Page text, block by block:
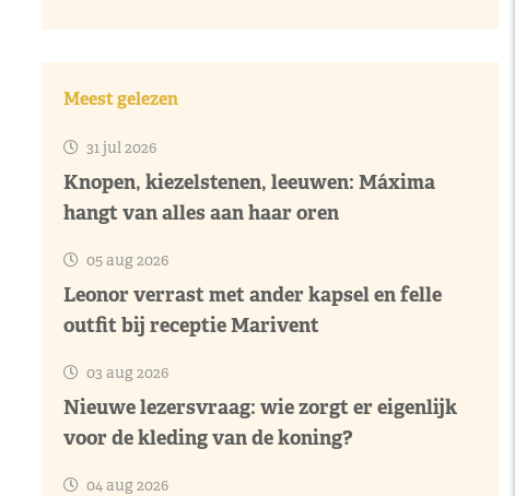
Meest gelezen
31 jul 2026
Knopen, kiezelstenen, leeuwen: Máxima
hangt van alles aan haar oren
05 aug 2026
Leonor verrast met ander kapsel en felle
outfit bij receptie Marivent
03 aug 2026
Nieuwe lezersvraag: wie zorgt er eigenlijk
voor de kleding van de koning?
04 aug 2026